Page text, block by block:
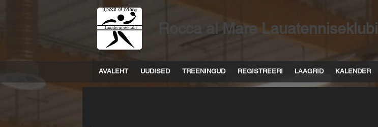
Rocca al Mare Lauatenniseklubi
AVALEHT UUDISED TREENINGUD REGISTREERI LAAGRID KALENDER